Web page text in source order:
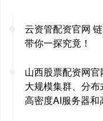
云资管配资官网
带你一探究竟！
山西股票配资网
大规模集群、分
高密度AI服务器和